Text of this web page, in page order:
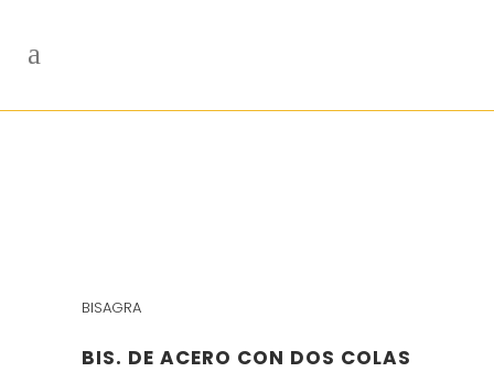
BISAGRA
BIS. DE ACERO CON DOS COLAS